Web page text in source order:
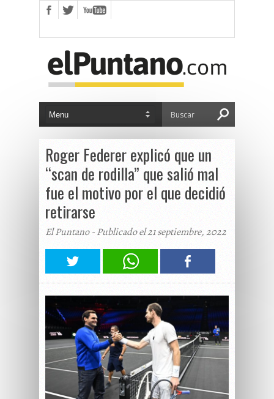
Roger Federer explicó que un
“scan de rodilla” que salió mal
fue el motivo por el que decidió
retirarse
El Puntano - Publicado el 21 septiembre, 2022